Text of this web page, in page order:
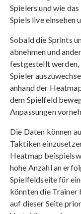
Spielers und wie
Spiels live einsehen
Sobald die Sprints
abnehmen und
festgestellt werden,
Spieler
anhand der
dem Spielfeld
Anpassungen
Die Daten können
Taktiken
Heatmap
hohe Anzahl an
Spielfeldseite für
könnten die Trainer
auf dieser Seite